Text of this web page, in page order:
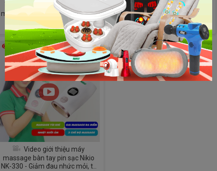
Video hướng dẫn sử dụng
máy massage bàn tay Nikio NK-
MC DIỆU TIÊN REVIEW Máy
massage bàn tay Nikio NK-330
Video giới thiệu máy
massage bàn tay pin sạc Nikio
NK-330 - Giảm đau nhức mỏi, tê